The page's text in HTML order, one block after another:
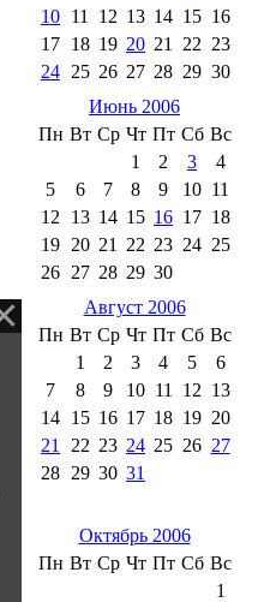
10 11 12 13 14 15 16
17 18 19 20 21 22 23
24 25 26 27 28 29 30
Июнь 2006
Пн Вт Ср Чт Пт Сб Вс
1
2 3
4
5
6 7 8 9 10 11
12
13 14 15 16 17 18
19 20 21 22 23 24 25
26 27 28 29 30
Август 2006
Пн Вт Ср Чт Пт Сб Вс
1
2 3 4 5
6
7
8 9 10 11 12 13
14 15 16 17 18 19 20
21
22 23 24 25 26 27
28 29 30 31
Октябрь 2006
Пн Вт Ср Чт Пт Сб Вс
1